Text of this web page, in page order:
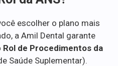
escolher o plano mais
a Amil Dental garante
Rol de Procedimentos da
Saúde Suplementar).